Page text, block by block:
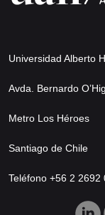
Universidad Alberto
Avda. Bernardo
Metro Los Héroes
Santiago de Chile
Teléfono +56 2 2692